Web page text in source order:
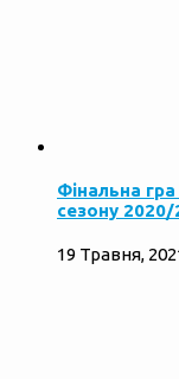
Фінальна
сезону 2020/
19 Травня,